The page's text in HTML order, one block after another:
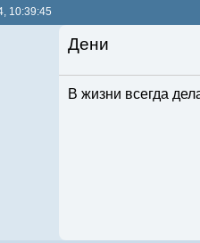
10:39:45
Дени
В жизни всегда